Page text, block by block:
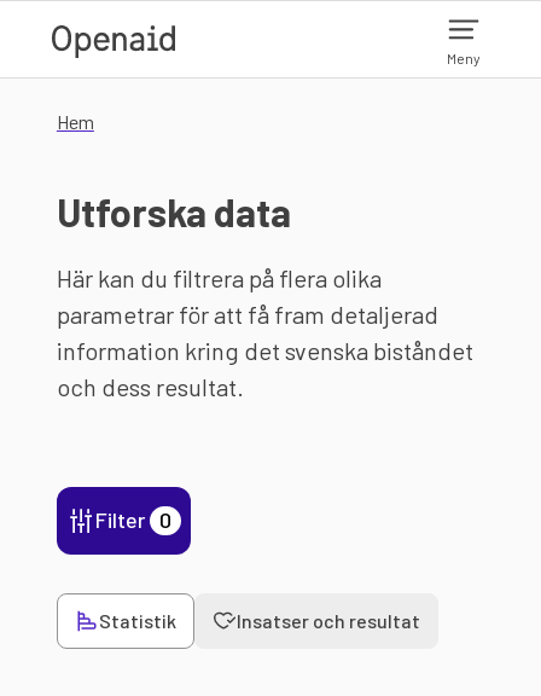
Meny
Hem
Utforska data
Här kan du filtrera på flera olika
parametrar för att få fram detaljerad
information kring det svenska biståndet
och dess resultat.
Filter 0
Statistik Insatser och resultat